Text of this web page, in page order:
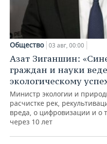
Общество 03 авг, 00:00
Азат Зиганшин:
граждан и науки
экологическому
Министр экологии и
расчистке рек,
вреда, о цифровизации и о
через 10 лет